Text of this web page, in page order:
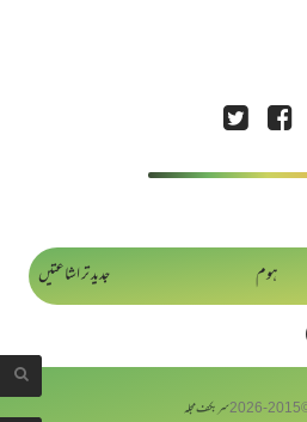
جدید تر اشاعتیں
ہوم
2026سربکف مجلہ